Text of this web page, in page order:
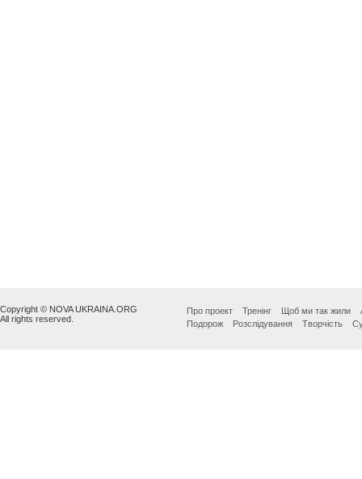
Copyright © NOVA UKRAINA.ORG
All rights reserved.
Про проект Тренінг Щоб ми так жили
Подорож
Розслідування Творчість